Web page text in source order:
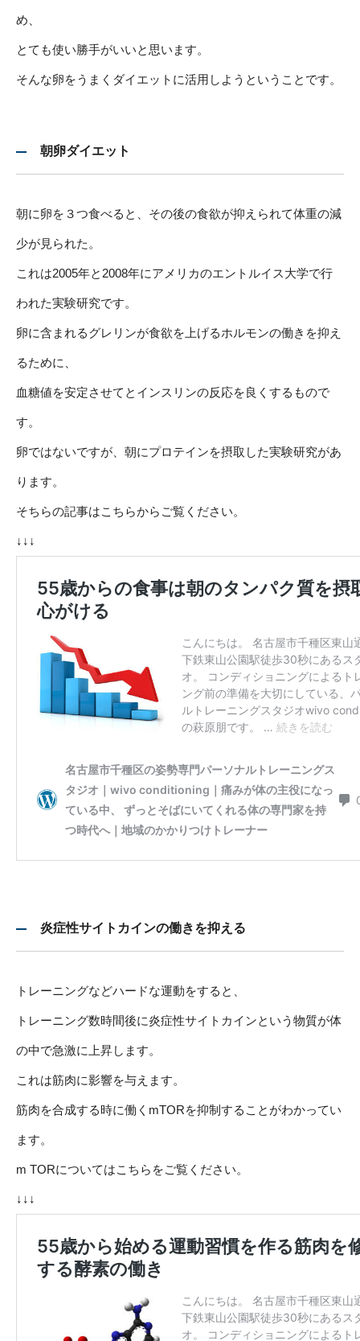
め、
とても使い勝手がいいと思います。
そんな卵をうまくダイエットに活用しようということです。
朝卵ダイエット
朝に卵を３つ食べると、その後の食欲が抑えられて体重の減
少が見られた。
これは2005年と2008年にアメリカのエントルイス大学で行
われた実験研究です。
卵に含まれるグレリンが食欲を上げるホルモンの働きを抑え
るために、
血糖値を安定させてとインスリンの反応を良くするもので
す。
卵ではないですが、朝にプロテインを摂取した実験研究があ
ります。
そちらの記事はこちらからご覧ください。
↓↓↓
炎症性サイトカインの働きを抑える
トレーニングなどハードな運動をすると、
トレーニング数時間後に炎症性サイトカインという物質が体
の中で急激に上昇します。
これは筋肉に影響を与えます。
筋肉を合成する時に働くmTORを抑制することがわかってい
ます。
m TORについてはこちらをご覧ください。
↓↓↓